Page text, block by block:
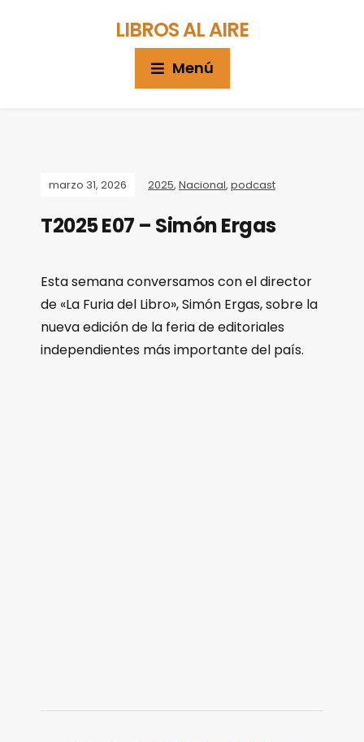
LIBROS AL AIRE
Menú
marzo 31, 2026 2025, Nacional, podcast
T2025 E07 – Simón Ergas
Esta semana conversamos con el director
de «La Furia del Libro», Simón Ergas, sobre la
nueva edición de la feria de editoriales
independientes más importante del país.